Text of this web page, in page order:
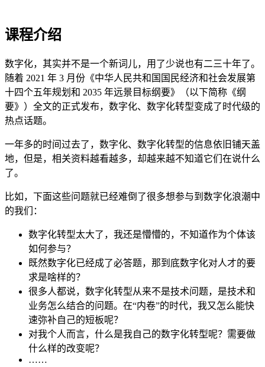
课程介绍
数字化，其实并不是一个新词儿，用了少说也有二三十年了。
随着 2021 年 3 月份《中华人民共和国国民经济和社会发展第
十四个五年规划和 2035 年远景目标纲要》（以下简称《纲
要》）全文的正式发布，数字化、数字化转型变成了时代级的
热点话题。
一年多的时间过去了，数字化、数字化转型的信息依旧铺天盖
地，但是，相关资料越看越多，却越来越不知道它们在说什么
了。
比如，下面这些问题就已经难倒了很多想参与到数字化浪潮中
的我们：
数字化转型太大了，我还是懵懵的，不知道作为个体该
如何参与？
既然数字化已经成了必答题，那到底数字化对人才的要
求是啥样的？
很多人都说，数字化转型从来不是技术问题，是技术和
业务怎么结合的问题。在“内卷”的时代，我又怎么能快
速弥补自己的短板呢？
对我个人而言，什么是我自己的数字化转型呢？需要做
什么样的改变呢？
……